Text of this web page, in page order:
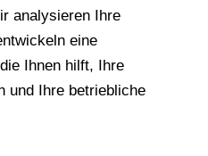
analysieren Ihre
eine
Ihnen hilft, Ihre
und Ihre betriebliche